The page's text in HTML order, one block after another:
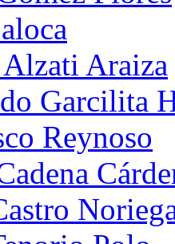
Araiza
Garcilita
Reynoso